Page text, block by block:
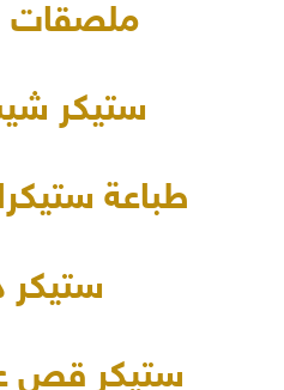
ملصقات
ستيكر
طباعة
ستيكر
ستيكر قص